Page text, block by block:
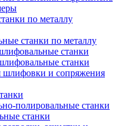
по металлу
станки по металлу
станки
станки
шлифовки и сопряжения
полировальные станки
станки